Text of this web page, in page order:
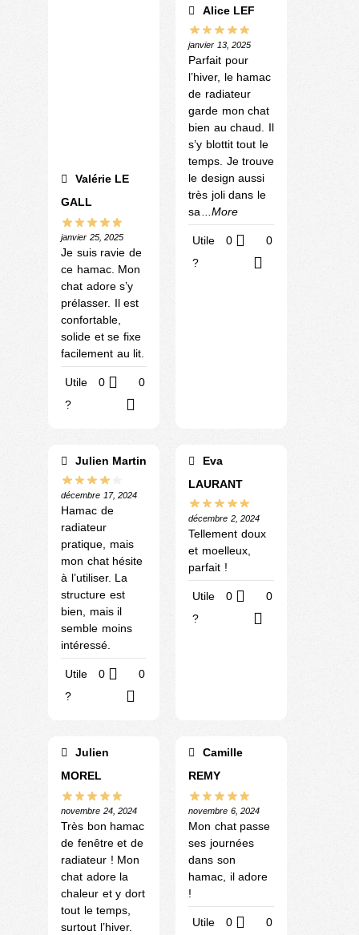
Valérie LE
GALL
janvier 25, 2025
Je suis ravie de
ce hamac. Mon
chat adore s’y
prélasser. Il est
confortable,
solide et se fixe
facilement au lit.
Utile
?
0 0
Alice LEF
janvier 13, 2025
Parfait pour
l’hiver, le hamac
de radiateur
garde mon chat
bien au chaud. Il
s’y blottit tout le
temps. Je trouve
le design aussi
très joli dans le
sa...More
Utile
?
0 0
Julien Martin
décembre 17, 2024
Hamac de
radiateur
pratique, mais
mon chat hésite
à l’utiliser. La
structure est
bien, mais il
semble moins
intéressé.
Utile
?
0 0
Eva
LAURANT
décembre 2, 2024
Tellement doux
et moelleux,
parfait !
Utile
?
0 0
Julien
MOREL
novembre 24, 2024
Très bon hamac
de fenêtre et de
radiateur ! Mon
chat adore la
chaleur et y dort
tout le temps,
surtout l’hiver.
Camille
REMY
novembre 6, 2024
Mon chat passe
ses journées
dans son
hamac, il adore
!
Utile
0 0